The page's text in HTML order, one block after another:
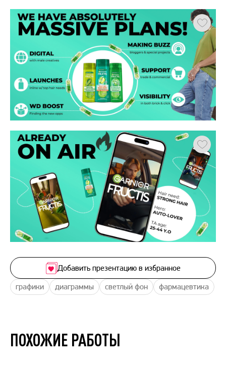
графики диаграммы светлый фон фармацевтика
Добавить презентацию в избранное
ПОХОЖИЕ РАБОТЫ